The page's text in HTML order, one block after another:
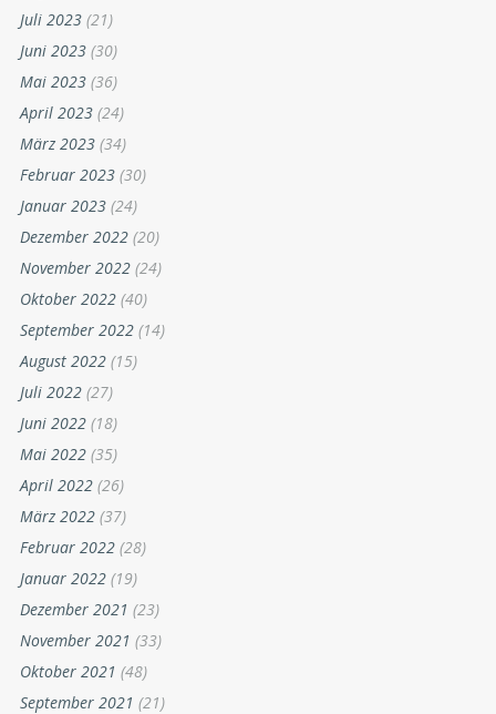
Juli 2023 (21)
Juni 2023 (30)
Mai 2023 (36)
April 2023 (24)
März 2023 (34)
Februar 2023 (30)
Januar 2023 (24)
Dezember 2022 (20)
November 2022 (24)
Oktober 2022 (40)
September 2022 (14)
August 2022 (15)
Juli 2022 (27)
Juni 2022 (18)
Mai 2022 (35)
April 2022 (26)
März 2022 (37)
Februar 2022 (28)
Januar 2022 (19)
Dezember 2021 (23)
November 2021 (33)
Oktober 2021 (48)
September 2021 (21)